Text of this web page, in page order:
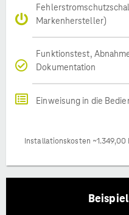
Markenhersteller)
Funktionstest,
Dokumentation
Einweisung in die
Installationskosten ~1.349,00